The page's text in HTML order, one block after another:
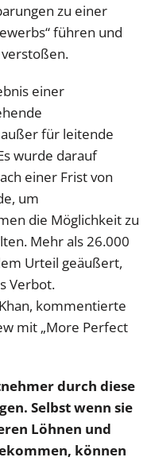
zu einer
führen und
einer
für leitende
wurde darauf
einer Frist von
um
die Möglichkeit zu
Mehr als 26.000
Urteil geäußert,
Verbot.
kommentierte
mit „More Perfect
durch diese
Selbst wenn sie
Löhnen und
können